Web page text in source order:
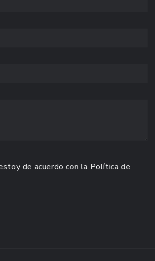
de acuerdo con la Política de